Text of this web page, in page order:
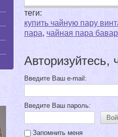
теги:
купить чайную пару
пара, чайная пара
Авторизуйтесь,
Введите Ваш e-mail:
Введите Ваш пароль:
Запомнить меня